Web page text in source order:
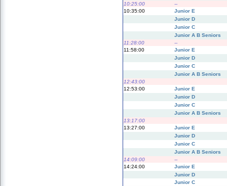
10:25:00
--
10:35:00
Junior E
Junior D
Junior C
Junior A B Seniors
11:28:00
--
11:58:00
Junior E
Junior D
Junior C
Junior A B Seniors
12:43:00
12:53:00
Junior E
Junior D
Junior C
Junior A B Seniors
13:17:00
13:27:00
Junior E
Junior D
Junior C
Junior A B Seniors
14:09:00
--
14:24:00
Junior E
Junior D
Junior C